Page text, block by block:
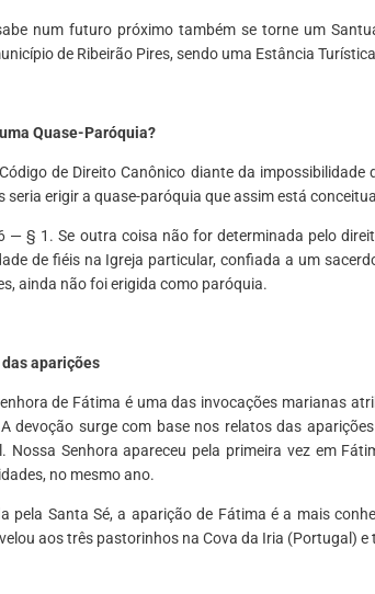
num futuro próximo também se torne um
de Ribeirão Pires, sendo uma Estância
Quase-Paróquia?
de Direito Canônico diante da
seria erigir a quase-paróquia que assim está
— § 1. Se outra coisa não for determinada pelo
de fiéis na Igreja particular, confiada a um
ainda não foi erigida como paróquia.
aparições
de Fátima é uma das invocações marianas
devoção surge com base nos relatos das
Nossa Senhora apareceu pela primeira vez em
no mesmo ano.
pela Santa Sé, a aparição de Fátima é a mais
aos três pastorinhos na Cova da Iria (Portugal)